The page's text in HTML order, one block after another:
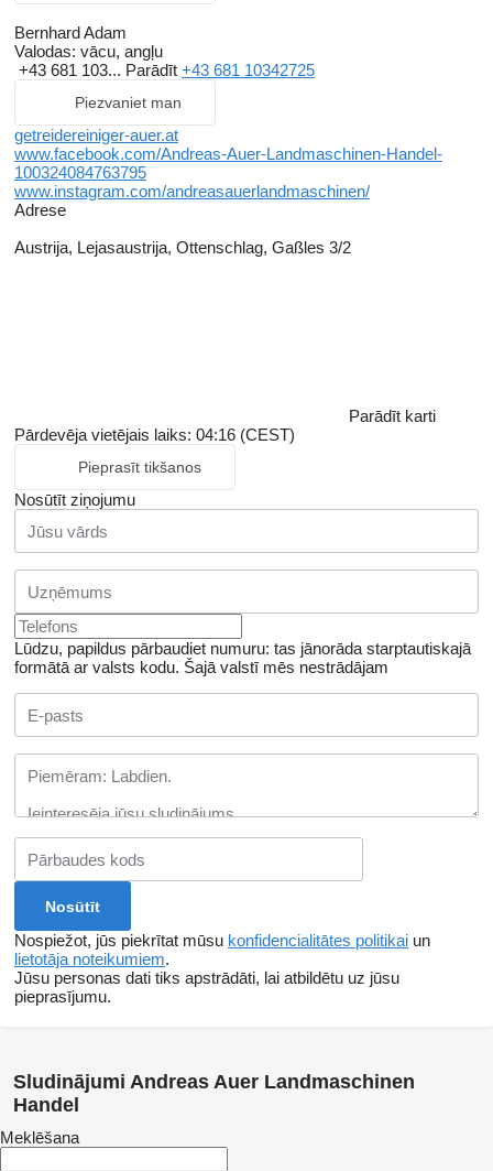
Bernhard Adam
Valodas: vācu, angļu
+43 681 103... Parādīt +43 681 10342725
Piezvaniet man
getreidereiniger-auer.at
www.facebook.com/Andreas-Auer-Landmaschinen-Handel-
100324084763795
www.instagram.com/andreasauerlandmaschinen/
Adrese
Austrija, Lejasaustrija, Ottenschlag, Gaßles 3/2
Parādīt karti
Pārdevēja vietējais laiks: 04:16 (CEST)
Pieprasīt tikšanos
Nosūtīt ziņojumu
Lūdzu, papildus pārbaudiet numuru: tas jānorāda starptautiskajā
formātā ar valsts kodu. Šajā valstī mēs nestrādājam
Nospiežot, jūs piekrītat mūsu konfidencialitātes politikai un
lietotāja noteikumiem.
Jūsu personas dati tiks apstrādāti, lai atbildētu uz jūsu
pieprasījumu.
Sludinājumi Andreas Auer Landmaschinen
Handel
Meklēšana